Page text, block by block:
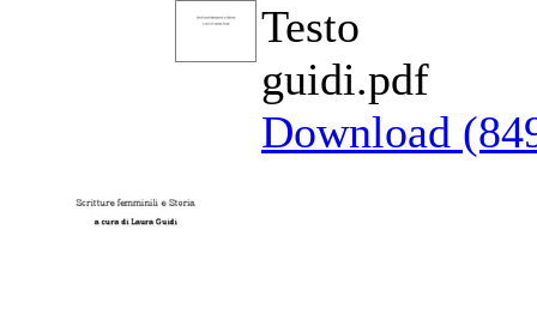
Testo
guidi.pdf
Download